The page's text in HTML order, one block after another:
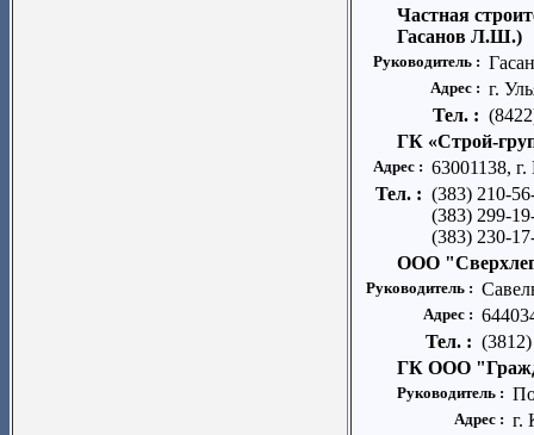
Частная
Гасанов Л.Ш.)
Руководитель :
Адрес : г.
Тел. :
ГК «Строй-
Адрес : 63001138,
Тел. : (383) 210-
(383) 299-
(383) 230-
ООО
Руководитель :
Адрес :
Тел. :
ГК ООО
Руководитель :
Адрес : г.